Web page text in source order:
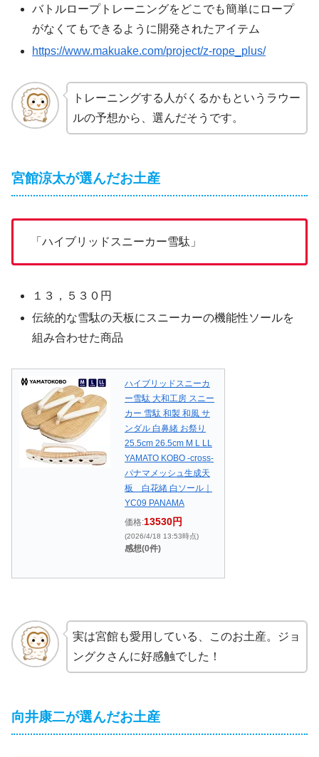
バトルロープトレーニングをどこでも簡単にロープ
がなくてもできるように開発されたアイテム
https://www.makuake.com/project/z-rope_plus/
トレーニングする人がくるかもというラウー
ルの予想から、選んだそうです。
宮館涼太が選んだお土産
「ハイブリッドスニーカー雪駄」
１３，５３０円
伝統的な雪駄の天板にスニーカーの機能性ソールを
組み合わせた商品
ハイブリッドスニーカ
ー雪駄 大和工房 スニー
カー 雪駄 和製 和風 サ
ンダル 白鼻緒 お祭り
25.5cm 26.5cm M L LL
YAMATO KOBO -cross-
パナマメッシュ生成天
板 白花緒 白ソール｜
YC09 PANAMA
価格:13530円
(2026/4/18 13:53時点)
感想(0件)
実は宮館も愛用している、このお土産。ジョ
ングクさんに好感触でした！
向井康二が選んだお土産